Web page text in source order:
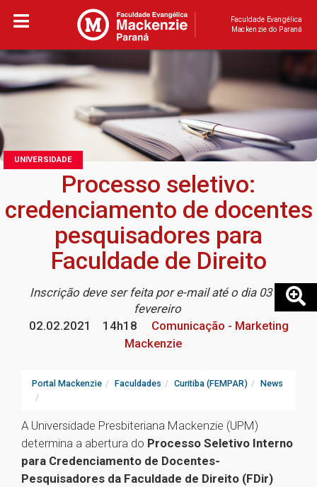
Faculdade Evangélica
Mackenzie do Paraná
UNIVERSIDADE
Processo seletivo:
credenciamento de docentes
pesquisadores para
Faculdade de Direito
Inscrição deve ser feita por e-mail até o dia 03 de
fevereiro
02.02.2021
14h18
Comunicação - Marketing
Mackenzie
Portal Mackenzie Faculdades Curitiba (FEMPAR) News
A Universidade Presbiteriana Mackenzie (UPM)
determina a abertura do Processo Seletivo Interno
para Credenciamento de Docentes-
Pesquisadores da Faculdade de Direito (FDir)